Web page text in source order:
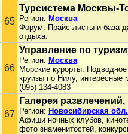
65
Турсистема Москвы-
Регион: Москва
Форум. Прайс-листы и база
отдыха.
66
Управление по
Регион: Москва
Морские курорты.
круизы по Нилу, интересные
(095) 134-4083
67
Галерея
Регион: Новосибирская
Афиши ночных клубов,
фото знаменитостей,